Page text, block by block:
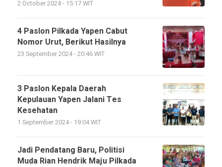
2 October 2024 - 15:17 WIT
4 Paslon Pilkada Yapen Cabut
Nomor Urut, Berikut Hasilnya
23 September 2024 - 20:46 WIT
3 Paslon Kepala Daerah
Kepulauan Yapen Jalani Tes
Kesehatan
1 September 2024 - 19:04 WIT
Jadi Pendatang Baru, Politisi
Muda Rian Hendrik Maju Pilkada